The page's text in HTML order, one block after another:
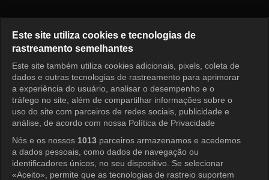
Entrar
Este site utiliza cookies e tecnologias de
rastreamento semelhantes
Este site também utiliza cookies adicionais, pixels, coleta de
dados e outras tecnologias de rastreamento para aprimorar
a experiência do usuário, analisar o desempenho e o
tráfego no site, além de compartilhar informações sobre o
uso do site com parceiros de redes sociais, publicidade e
análise, de acordo com nossa Política de Privacidade
Nós e os nossos 1013 parceiros armazenamos e acedemos
a dados pessoais, como dados de navegação ou
identificadores únicos, no seu dispositivo. Se selecionar
«Aceito», permite que as tecnologias de rastreio suportem